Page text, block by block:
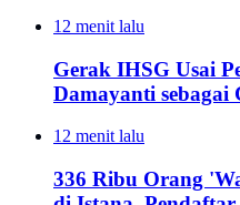
12 menit lalu
Gerak IHSG Usai
Damayanti
12 menit lalu
336 Ribu Orang